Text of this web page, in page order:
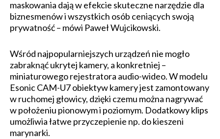
maskowania dają w efekcie skuteczne narzędzie dla
biznesmenów i wszystkich osób ceniących swoją
prywatność – mówi Paweł Wujcikowski.
Wśród najpopularniejszych urządzeń nie mogło
zabraknąć ukrytej kamery, a konkretniej –
miniaturowego rejestratora audio-wideo. W modelu
Esonic CAM-U7 obiektyw kamery jest zamontowany
w ruchomej głowicy, dzięki czemu można nagrywać
w położeniu pionowym i poziomym. Dodatkowy klips
umożliwia łatwe przyczepienie np. do kieszeni
marynarki.